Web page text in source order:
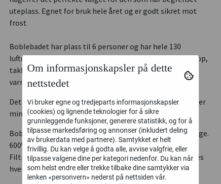
uteplass. Egnet for bruk hele året og er godt sikret mot
frost
Boblebadet har plass til 6 personer og har hele 130
luftdyser. Dette luksuriøse hjemmespaet varmes raskt opp,
takket være sitt unike vannvarmesystem. Vannet kan
varmes opp til max 43 grader. 1,7 grader per time.
Det medfølger låsbart isolasjonslokk i pakken, som sikrer
minimalt med varmetap når boblebadet ikke er i bruk.
Boblebadet leveres i sort utvendig og grå innvending farge.
600W pumpe er inkludert.
Filtreringssystem inkludert og filter må skiftes/rengjøres
hver 2 måned.
Om informasjonskapsler på dette
nettstedet
Vi bruker egne og tredjeparts informasjonskapsler
(cookies) og lignende teknologier for å sikre
grunnleggende funksjoner, generere statistikk, og for å
tilpasse markedsføring og annonser (inkludert deling
av brukerdata med partnere). Samtykket er helt
frivillig. Du kan velge å godta alle, avvise valgfrie, eller
tilpasse valgene dine per kategori nedenfor. Du kan når
som helst endre eller trekke tilbake dine samtykker via
lenken «personvern» nederst på nettsiden vår.